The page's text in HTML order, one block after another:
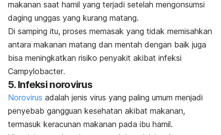
makanan saat hamil yang terjadi setelah mengonsumsi
daging unggas yang kurang matang.
Di samping itu, proses memasak yang tidak memisahkan
antara makanan matang dan mentah dengan baik juga
bisa meningkatkan risiko penyakit akibat infeksi
Campylobacter.
5. Infeksi norovirus
Norovirus adalah jenis virus yang paling umum menjadi
penyebab gangguan kesehatan akibat makanan,
termasuk keracunan makanan pada ibu hamil.